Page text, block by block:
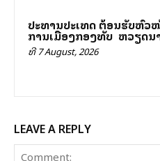
ປະທານປະເທດ ຕ້ອນຮັບຫົວ
ການເມືອງກອງທັບ ສສ ຫວຽດນ
ທີ 7 August, 2026
LEAVE A REPLY